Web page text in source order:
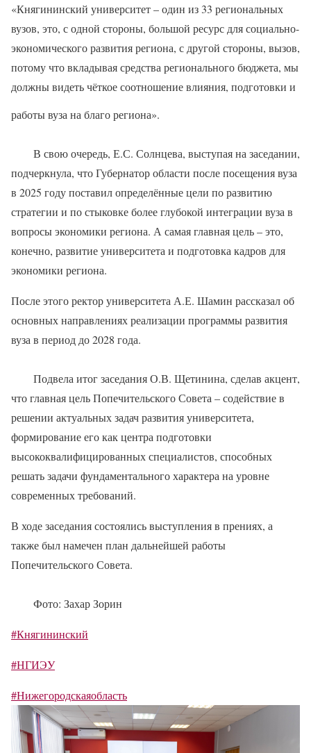
«Княгининский университет – один из 33 региональных
вузов, это, с одной стороны, большой ресурс для социально-
экономического развития региона, с другой стороны, вызов,
потому что вкладывая средства регионального бюджета, мы
должны видеть чёткое соотношение влияния, подготовки и
работы вуза на благо региона».
В свою очередь, Е.С. Солнцева, выступая на заседании,
подчеркнула, что Губернатор области после посещения вуза
в 2025 году поставил определённые цели по развитию
стратегии и по стыковке более глубокой интеграции вуза в
вопросы экономики региона. А самая главная цель – это,
конечно, развитие университета и подготовка кадров для
экономики региона.
После этого ректор университета А.Е. Шамин рассказал об
основных направлениях реализации программы развития
вуза в период до 2028 года.
Подвела итог заседания О.В. Щетинина, сделав акцент,
что главная цель Попечительского Совета – содействие в
решении актуальных задач развития университета,
формирование его как центра подготовки
высококвалифицированных специалистов, способных
решать задачи фундаментального характера на уровне
современных требований.
В ходе заседания состоялись выступления в прениях, а
также был намечен план дальнейшей работы
Попечительского Совета.
Фото: Захар Зорин
#Княгининский
#НГИЭУ
#Нижегородскаяобласть